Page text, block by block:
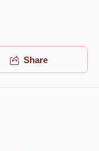
Share